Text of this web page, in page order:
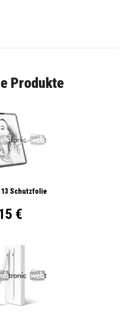
Produkte
Schutzfolie
€